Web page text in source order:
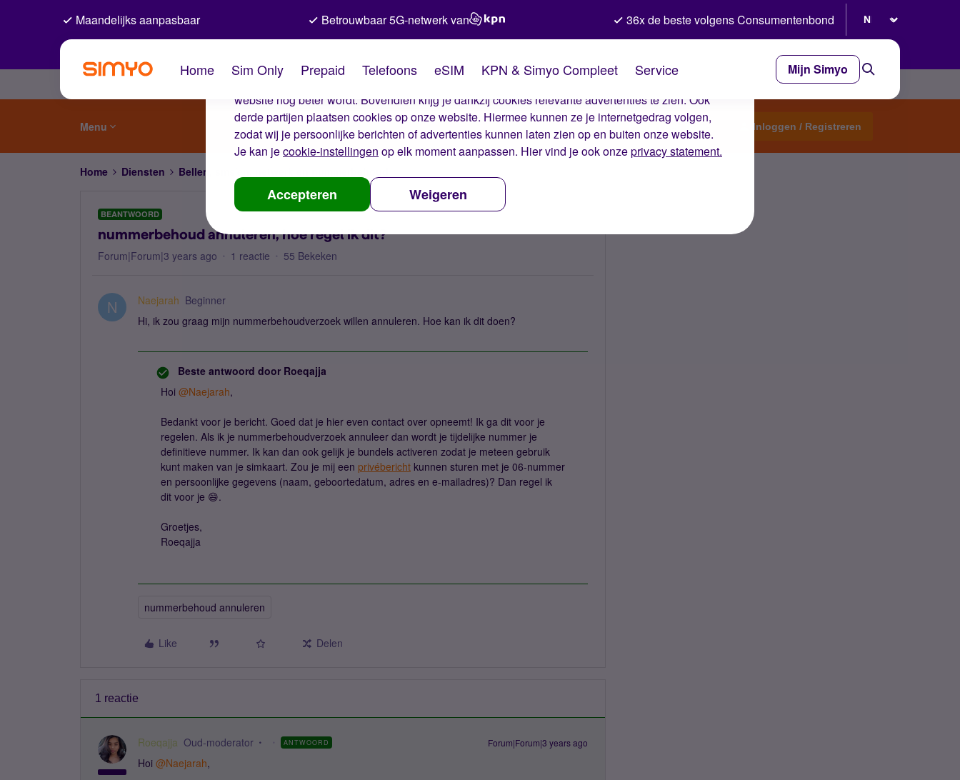
De cookies van Simyo
Wij gebruiken cookies op onze website. Met deze cookies zorgen wij ervoor dat je ervaring op de
website nog beter wordt. Bovendien krijg je dankzij cookies relevante advertenties te zien. Ook
derde partijen plaatsen cookies op onze website. Hiermee kunnen ze je internetgedrag volgen,
zodat wij je persoonlijke berichten of advertenties kunnen laten zien op en buiten onze website.
Je kan jecookie-instellingen op elk moment aanpassen. Hier vind je ook onzeprivacy statement.
Accepteren Weigeren
Maandelijks aanpasbaar Betrouwbaar 5G-netwerk van 36x de beste volgens Consumentenbond
Home Sim Only Prepaid Telefoons eSIM KPN & Simyo Compleet Service Mijn Simyo
Menu Start een topic Inloggen / Registreren
Home Diensten Bellen, sms'en, netwerk en nummerbehoud
BEANTWOORD
nummerbehoud annuleren, hoe regel ik dit?
Forum|Forum|3 years ago 1 reactie 55 Bekeken
N Naejarah Beginner
Hi, ik zou graag mijn nummerbehoudverzoek willen annuleren. Hoe kan ik dit doen?
Beste antwoord door Roeqajja
Hoi @Naejarah,
Bedankt voor je bericht. Goed dat je hier even contact over opneemt! Ik ga dit voor je
regelen. Als ik je nummerbehoudverzoek annuleer dan wordt je tijdelijke nummer je
definitieve nummer. Ik kan dan ook gelijk je bundels activeren zodat je meteen gebruik
kunt maken van je simkaart. Zou je mij een privébericht kunnen sturen met je 06-nummer
en persoonlijke gegevens (naam, geboortedatum, adres en e-mailadres)? Dan regel ik
dit voor je 😄.
Groetjes,
Roeqajja
nummerbehoud annuleren
Like Delen
1 reactie
Roeqajja Oud-moderator ANTWOORD Forum|Forum|3 years ago
Hoi @Naejarah,